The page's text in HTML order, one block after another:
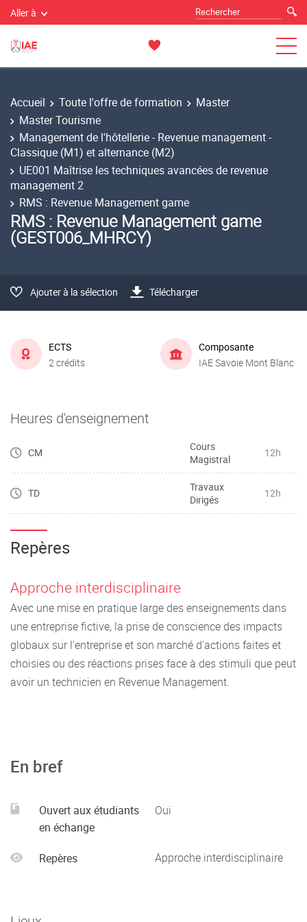
Aller à
Accueil Toute l'offre de formation
Master
Master Tourisme
Management de l'hôtellerie - Revenue management -
Classique (M1) et alternance (M2)
UE001 Maîtrise les techniques avancées de revenue
management 2
RMS : Revenue Management game
RMS : Revenue Management game
(GEST006_MHRCY)
Ajouter à la sélection Télécharger
ECTS
2 crédits
Composante
IAE Savoie Mont Blanc
Heures d'enseignement
CM
Cours
Magistral
12h
TD
Travaux
Dirigés
12h
Repères
Approche interdisciplinaire
Avec une mise en pratique large des enseignements dans
une entreprise fictive, la prise de conscience des impacts
globaux sur l'entreprise et son marché d'actions faites et
choisies ou des réactions prises face à des stimuli que peut
avoir un technicien en Revenue Management.
En bref
Ouvert aux étudiants
en échange
Oui
Repères Approche interdisciplinaire